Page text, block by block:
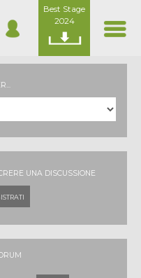
Best Stage
2024
UNA DISCUSSIONE